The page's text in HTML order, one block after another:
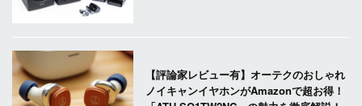
【評論家レビュー有】オーテクのおしゃれ
ノイキャンイヤホンがAmazonで超お得！